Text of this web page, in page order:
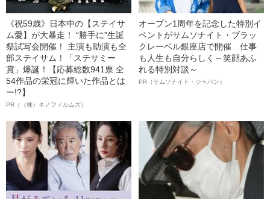
《祝59歳》日本中の【ステイサ
ム愛】が大暴走！ “勝手に”生誕
祭試写会開催！ 主演も助演も全
部ステイサム！「ステサミー
賞」爆誕！【応募総数941票 全
54作品の栄冠に輝いた作品とは
ー!?】
PR（（株）キノフィルムズ）
オープン1周年を記念した特別イ
ベントがサムソナイト・ブラッ
クレーベル銀座店で開催 仕事
も人生も自分らしく～笑顔あふ
れる特別対談～
PR（サムソナイト・ジャパン）